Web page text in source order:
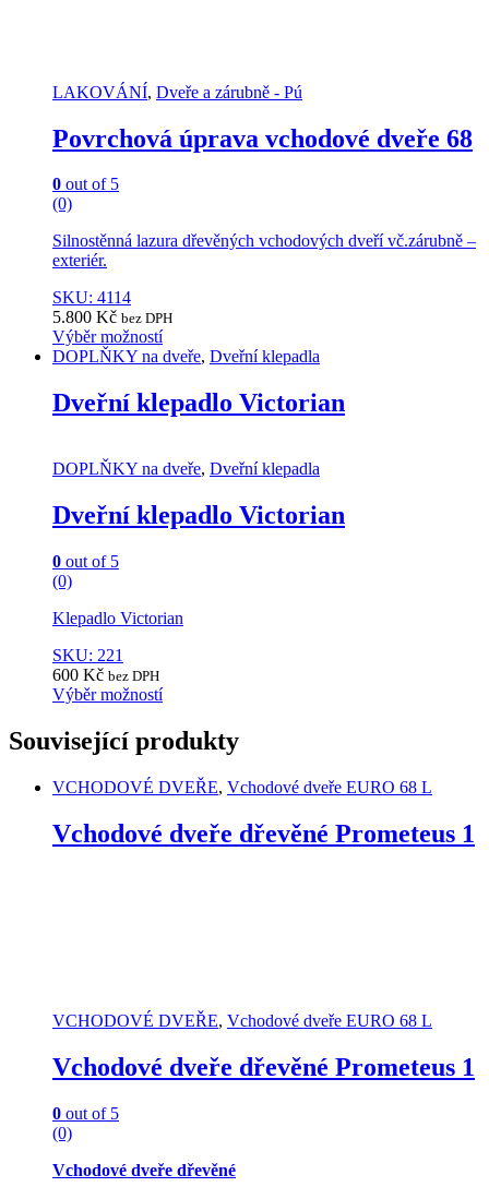
LAKOVÁNÍ, Dveře a zárubně - Pú
Povrchová úprava vchodové dveře 68
0 out of 5
(0)
Silnostěnná lazura dřevěných vchodových dveří vč.zárubně –
exteriér.
SKU: 4114
5.800 Kč bez DPH
Výběr možností
This
has
multiple
options
be
chosen
on
the
product
page
DOPLŇKY na dveře, Dveřní klepadla
Dveřní klepadlo Victorian
DOPLŇKY na dveře, Dveřní klepadla
Dveřní klepadlo Victorian
0 out of 5
(0)
Klepadlo Victorian
SKU: 221
600 Kč bez DPH
Výběr možností
product
has
variants.
options
may
Související produkty
VCHODOVÉ DVEŘE, Vchodové dveře EURO 68 L
Vchodové dveře dřevěné Prometeus 1
VCHODOVÉ DVEŘE, Vchodové dveře EURO 68 L
Vchodové dveře dřevěné Prometeus 1
0 out of 5
(0)
Vchodové dveře dřevěné